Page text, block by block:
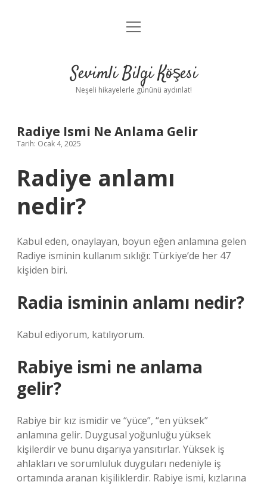
Anasayfa
Yasal Uyarı
menüyü
Sevimli Bilgi Köşesi
Neşeli hikayelerle gününü aydınlat!
Radiye Ismi Ne Anlama Gelir
Tarih: Ocak 4, 2025
Radiye anlamı
nedir?
Kabul eden, onaylayan, boyun eğen anlamına gelen
Radiye isminin kullanım sıklığı: Türkiye’de her 47
kişiden biri.
Radia isminin anlamı nedir?
Kabul ediyorum, katılıyorum.
Rabiye ismi ne anlama
gelir?
Rabiye bir kız ismidir ve “yüce”, “en yüksek”
anlamına gelir. Duygusal yoğunluğu yüksek
kişilerdir ve bunu dışarıya yansıtırlar. Yüksek iş
ahlakları ve sorumluluk duyguları nedeniyle iş
ortamında aranan kişiliklerdir. Rabiye ismi, kızlarına